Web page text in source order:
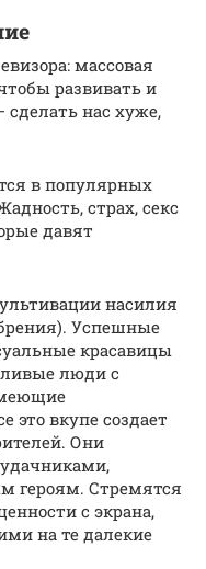
массовая
развивать и
нас хуже,
в популярных
страх, секс
давят
насилия
Успешные
красавицы
люди с
это вкупе создает
Они
героям. Стремятся
с экрана,
на те далекие